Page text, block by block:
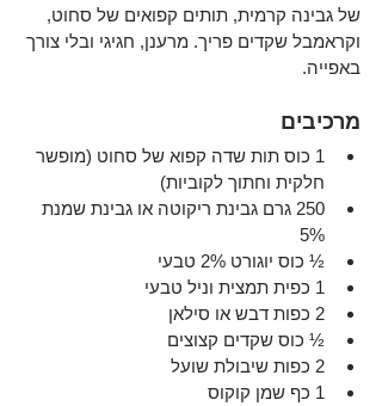
של גבינה קרמית, תותים קפואים של סחוט,
וקראמבל שקדים פריך. מרענן, חגיגי ובלי צורך
באפייה.
מרכיבים
1 כוס תות שדה קפוא של סחוט (מופשר
חלקית וחתוך לקוביות)
250 גרם גבינת ריקוטה או גבינת שמנת
5%
½ כוס יוגורט 2% טבעי
1 כפית תמצית וניל טבעי
2 כפות דבש או סילאן
½ כוס שקדים קצוצים
2 כפות שיבולת שועל
1 כף שמן קוקוס